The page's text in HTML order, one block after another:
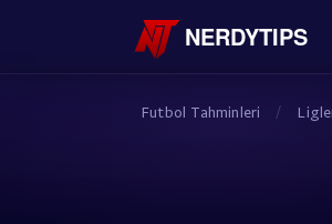
NERDYTIPS
Futbol Tahminleri /